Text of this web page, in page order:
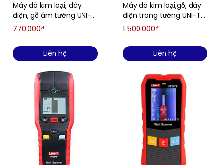
Máy dò kim loại, dây
điện, gỗ âm tường UNI-T
UT387C
770.000₫
Liên hệ
Máy dò kim loại,gỗ, dây
điện trong tường UNI-T
UT387LM
1.500.000₫
Liên hệ